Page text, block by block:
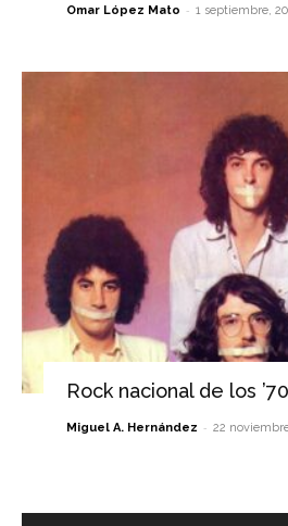
Omar López Mato - 1 septiembre,
Rock nacional de los ’70
Miguel A. Hernández - 22